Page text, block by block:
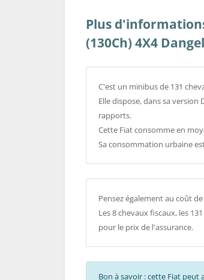
Plus
(130Ch) 4X4 Dangel
C'est un minibus de 131
Elle dispose, dans sa version
rapports.
Cette Fiat consomme en
Sa consommation urbaine
Pensez également au coût
Les 8 chevaux fiscaux, les
pour le prix de l'assurance.
Bon à savoir : cette Fiat peut